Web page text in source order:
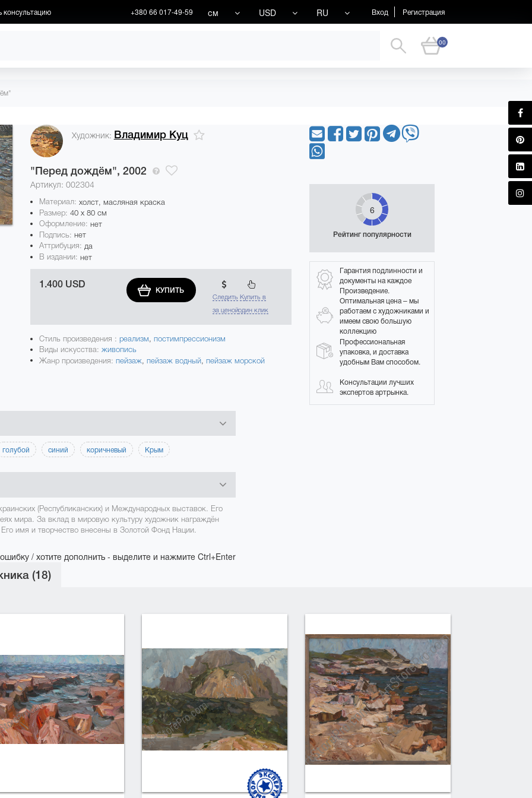
консультацию Вход Регистрация
+380 66 017-49-59 см USD RU
00
Художник: Владимир Куц
"Перед дождём", 2002
Артикул: 002304
Материал: холст, масляная краска
Размер: 40 x 80 см
Оформление: нет
Подпись: нет
Аттрибуция: да
В издании: нет
1.400 USD
КУПИТЬ
Следить
за ценой
Купить в
один клик
Стиль произведения : реализм, постимпрессионизм
Виды искусства: живопись
Жанр произведения: пейзаж, пейзаж водный, пейзаж морской
6
Рейтинг популярности
Гарантия подлинности и
документы на каждое
Произведение.
Оптимальная цена – мы
работаем с художниками и
имеем свою большую
коллекцию
Профессиональная
упаковка, и доставка
удобным Вам способом.
Консультации лучших
экспертов артрынка.
голубой синий коричневый Крым
(Республиканских) и Международных выставок. Его
мира. За вклад в мировую культуру художник награждён
имя и творчество внесены в Золотой Фонд Нации.
/ хотите дополнить - выделите и нажмите Ctrl+Enter
(18)